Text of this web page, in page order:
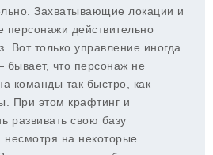
Захватывающие локации и
персонажи действительно
Вот только управление иногда
бывает, что персонаж не
команды так быстро, как
При этом крафтинг и
развивать свою базу
несмотря на некоторые